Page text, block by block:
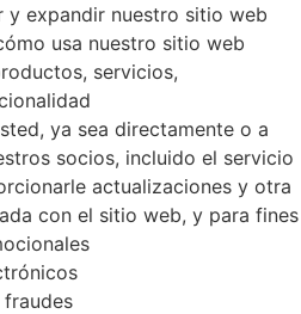
y expandir nuestro sitio web
usa nuestro sitio web
servicios,
ya sea directamente o a
socios, incluido el servicio
actualizaciones y otra
con el sitio web, y para fines